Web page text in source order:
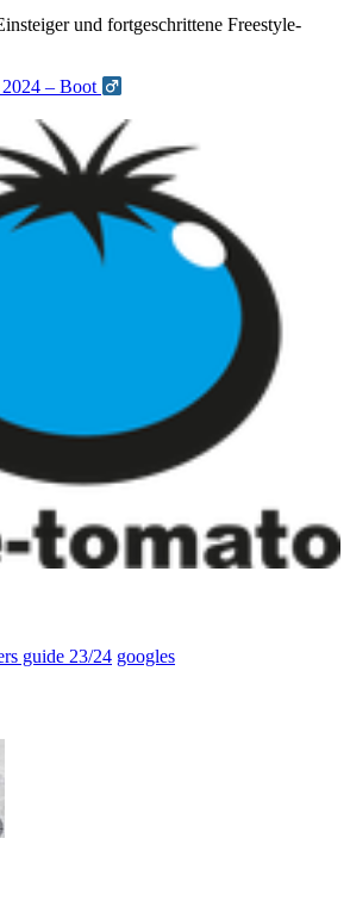
und fortgeschrittene Freestyle-
– Boot
guide 23/24 googles